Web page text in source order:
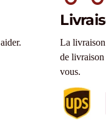
La livraison
de
vous.